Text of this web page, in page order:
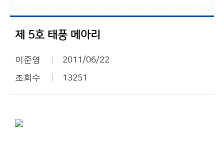
제 5호 태풍 메아리
이준영 2011/06/22
조회수 13251